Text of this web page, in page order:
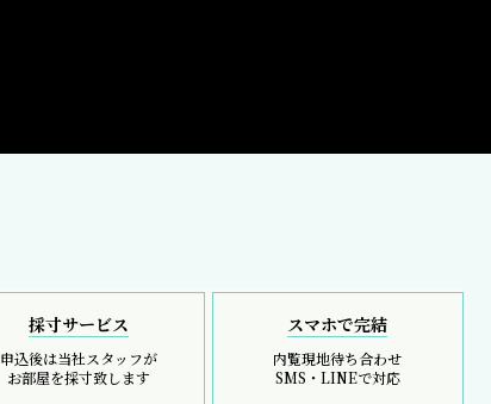
採寸サービス
申込後は当社スタッフが
お部屋を採寸致します
スマホで完結
内覧現地待ち合わせ
SMS・LINEで対応